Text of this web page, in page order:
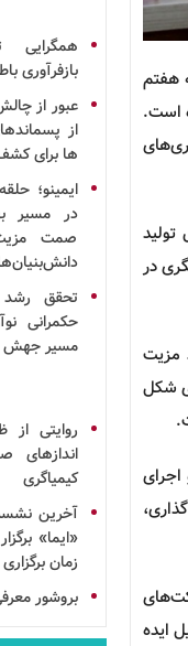
هفتم
است.
در
مزیت
شکل
ایده
همگرایی
بازفرآوری
عبور از
از
ها برای
ایمینو؛
در مسیر
صمت
تحقق رشد
حکمرانی
مسیر جهش
روایتی
کیمیاگری
آخرین
«ایما»
زمان برگزاری
بروشور